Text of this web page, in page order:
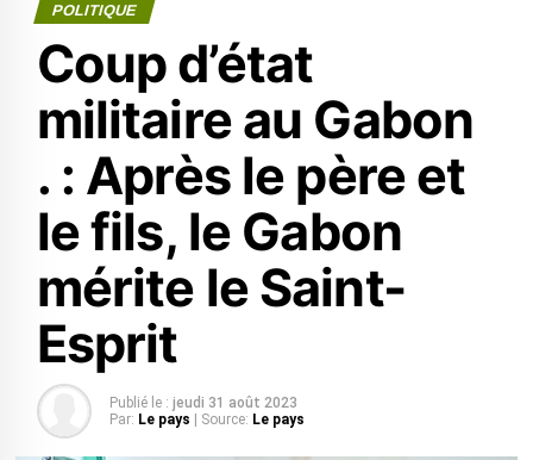
POLITIQUE
Coup d’état
militaire au Gabon
. : Après le père et
le fils, le Gabon
mérite le Saint-
Esprit
Publié le : jeudi 31 août 2023
Par: Le pays | Source: Le pays